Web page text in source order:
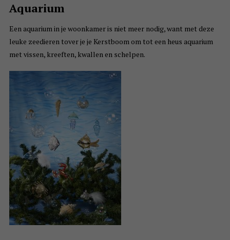
Aquarium
Een aquarium in je woonkamer is niet meer nodig, want met deze
leuke zeedieren tover je je Kerstboom om tot een heus aquarium
met vissen, kreeften, kwallen en schelpen.